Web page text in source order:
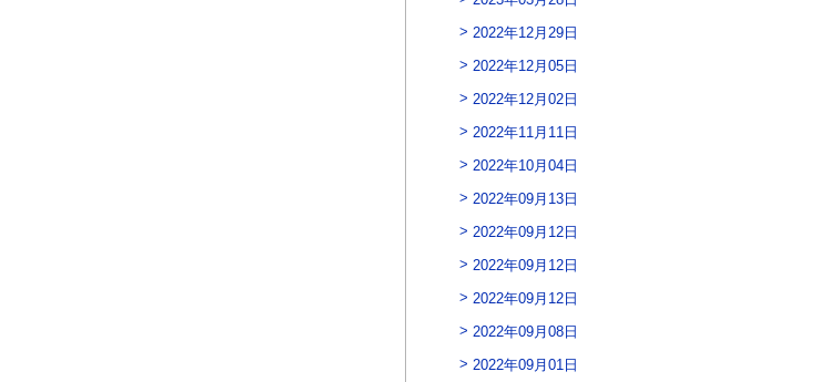
2022年12月29日
2022年12月05日
2022年12月02日
2022年11月11日
2022年10月04日
2022年09月13日
2022年09月12日
2022年09月12日
2022年09月12日
2022年09月08日
2022年09月01日